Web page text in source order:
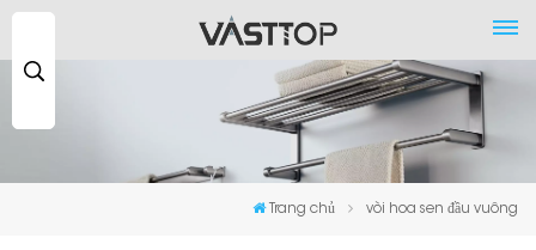
Trang chủ vòi hoa sen đầu vuông